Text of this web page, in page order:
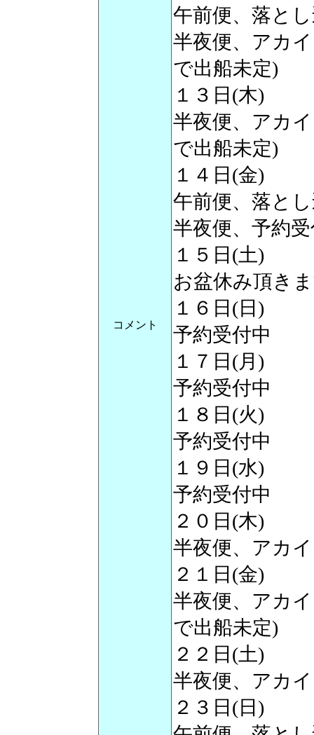
コメント
午前便、落と
半夜便、アカ
で出船未定)
１３日(木)
半夜便、アカ
で出船未定)
１４日(金)
午前便、落と
半夜便、予約
１５日(土)
お盆休み頂き
１６日(日)
予約受付中
１７日(月)
予約受付中
１８日(火)
予約受付中
１９日(水)
予約受付中
２０日(木)
半夜便、アカ
２１日(金)
半夜便、アカ
で出船未定)
２２日(土)
半夜便、アカ
２３日(日)